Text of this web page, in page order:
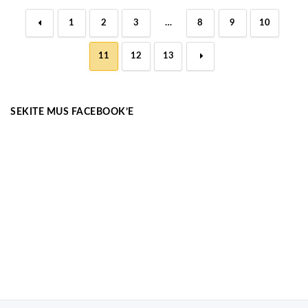
← 1 2 3 … 8 9 10
11 12 13 →
SEKITE MUS FACEBOOK’E